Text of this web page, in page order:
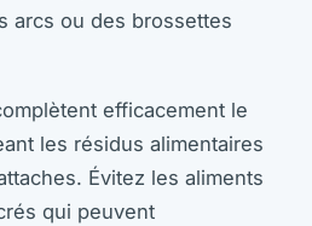
arcs ou des brossettes
efficacement le
les résidus alimentaires
Évitez les aliments
qui peuvent